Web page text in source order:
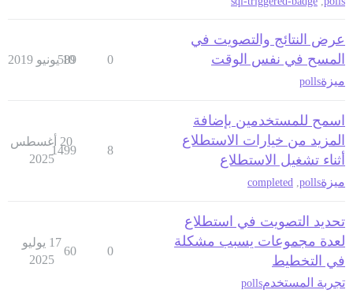
عرض النتائج والتصويت في
المسح في نفس الوقت
ميزةpolls
0
589
10 يونيو 2019
اسمح للمستخدمين بإضافة
المزيد من خيارات الاستطلاع
أثناء تشغيل الاستطلاع
ميزةpolls
completed
8
1499
20 أغسطس
2025
تحديد التصويت في استطلاع
لعدة مجموعات يسبب مشكلة
في التخطيط
تجربة المستخدمpolls
0
60
17 يوليو
2025